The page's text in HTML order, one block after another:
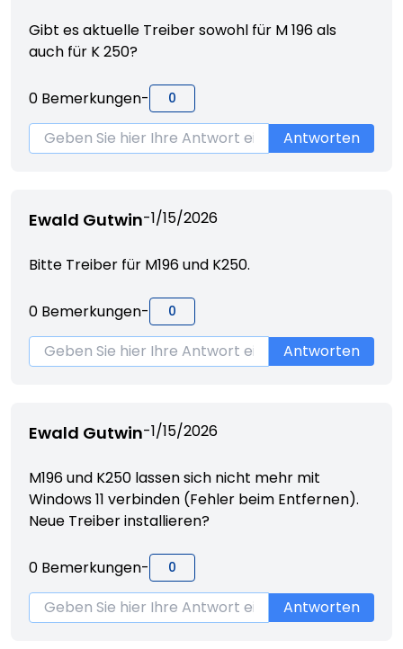
Gibt es aktuelle Treiber sowohl für M 196 als
auch für K 250?
0 Bemerkungen- 0
Antworten
Ewald Gutwin-1/15/2026
Bitte Treiber für M196 und K250.
0 Bemerkungen- 0
Antworten
Ewald Gutwin-1/15/2026
M196 und K250 lassen sich nicht mehr mit
Windows 11 verbinden (Fehler beim Entfernen).
Neue Treiber installieren?
0 Bemerkungen- 0
Antworten